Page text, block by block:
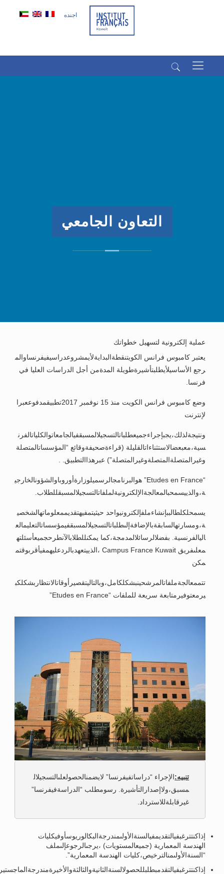
اجنده
التعاون الجامعي
عملية إلكترونية لتسهيل خطواتك
يعتبر كامبوس فرانس الكويتنقطةالبدايةلأيمشروعدراسيفيفرنساوالم
رجع الأساسيلأيطلبتأشيرةطويلة المدةمن أجل الدراسات العليا في
فرنسا.
وضع كامبوس فرانس الكويت منذ 15 نوفمبر 2017تطبيقمدفوععبرا
لإنترنت
ونتيجةلذلك،يجبإجراءجميعطلباتالتسجيلالمسبقفيالجامعاتوالكلياتالفرن
سية،معبعضالاستثناءاتالقليلة (قراءةصحيفةوقائع “المؤسساتالمتصلة
وغيرالمتصلةالمتصلةوغيرالمتصلة”) عبرهذاالتطبيق. .
“Etudes en France” هوالبرنامجالرسميلوزارةأوروباوالشؤونالخارجي
ة،والذييسمحبالمعالجةالإلكترونيةلملفاتالتسجيلالمسبقللطلاب.
يسمحلكلطالببإنشاءملفإلكترونيواحد حيثيتمفيهتقديممعلوماتهالشخصي
ة،ومسارتهالسابقةبالإضافةإلىطلباتالتسجيلالمسبقفيمؤسساتالتعليمالع
اليالفرنسية. بفضلالرسائلالمدمجة،كما يمكنللطلابالآنطرحجميعأسئلته
معلىفريق Campus France Kuwait ،الذييتعهدبالردعليهمفيأقربوقتم
مكن
تتممعالجةملفاتالمرشحينبشكلكامل،وبالتاليتقصيرأوقاتالانتظاربشكلكب
يرمعتوفيرمتابعة سريعة للملفات “Etudes en France”
تنبيه:الإجراء “دراساتفيفرنسا” لايضمنالحصولعلىالتسجيلال
مسبق،ولاإصدارالتأشيرة. رسومطلب “الدراسةفيفرنسا”
غيرقابلةللاسترداد.
إذاكنتترغبفيالتقديمفيالسنةالأولىمندرجةالبكالوريوسأوفيكليات
الهندسة المعمارية (جميعالمستويات) ،يرجىالرجوعإلىملف
“السنةالأولىمنالترخيص،كليات الهندسة المعمارية”.